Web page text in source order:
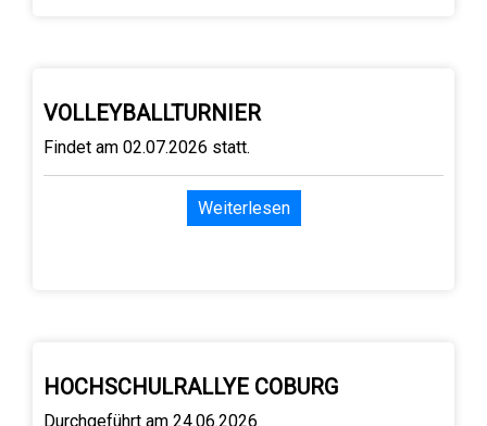
VOLLEYBALLTURNIER
Findet am 02.07.2026 statt.
Weiterlesen
HOCHSCHULRALLYE COBURG
Durchgeführt am 24.06.2026